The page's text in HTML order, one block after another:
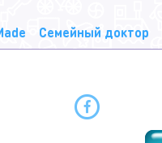
Семейный доктор